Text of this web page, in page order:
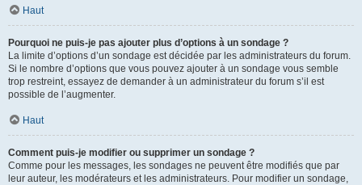
Haut
Pourquoi ne puis-je pas ajouter plus d’options à un sondage ?
La limite d’options d’un sondage est décidée par les administrateurs du forum.
Si le nombre d’options que vous pouvez ajouter à un sondage vous semble
trop restreint, essayez de demander à un administrateur du forum s’il est
possible de l’augmenter.
Haut
Comment puis-je modifier ou supprimer un sondage ?
Comme pour les messages, les sondages ne peuvent être modifiés que par
leur auteur, les modérateurs et les administrateurs. Pour modifier un sondage,